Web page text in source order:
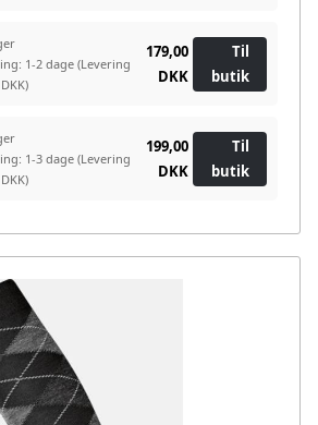
1-2 dage(Levering
179,00
DKK
Til
butik
1-3 dage(Levering
199,00
DKK
Til
butik